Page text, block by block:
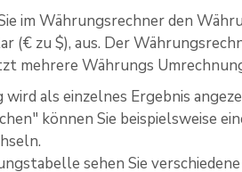
im Währungsrechner den
(€ zu $), aus. Der
mehrere Währungs
als einzelnes Ergebnis
können Sie beispielsweise
sehen Sie